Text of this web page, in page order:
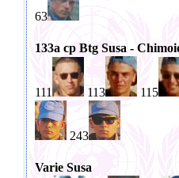
63
133a cp Btg Susa -
111 113 115
243
Varie Susa